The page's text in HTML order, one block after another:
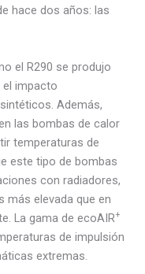
hace dos años: las
el R290 se produjo
impacto
Además,
las bombas de calor
temperaturas de
este tipo de bombas
con radiadores,
más elevada que en
La gama de ecoAIR+
de impulsión
extremas.